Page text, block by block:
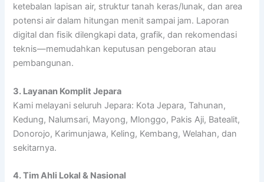
ketebalan lapisan air, struktur tanah keras/lunak, dan area
potensi air dalam hitungan menit sampai jam. Laporan
digital dan fisik dilengkapi data, grafik, dan rekomendasi
teknis—memudahkan keputusan pengeboran atau
pembangunan.
3. Layanan Komplit Jepara
Kami melayani seluruh Jepara: Kota Jepara, Tahunan,
Kedung, Nalumsari, Mayong, Mlonggo, Pakis Aji, Batealit,
Donorojo, Karimunjawa, Keling, Kembang, Welahan, dan
sekitarnya.
4. Tim Ahli Lokal & Nasional